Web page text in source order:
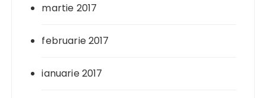
martie 2017
februarie 2017
ianuarie 2017